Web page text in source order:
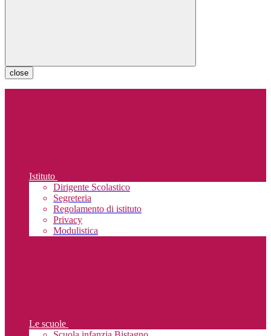
close
Istituto
Dirigente Scolastico
Segreteria
Regolamento di istituto
Privacy
Modulistica
Le scuole